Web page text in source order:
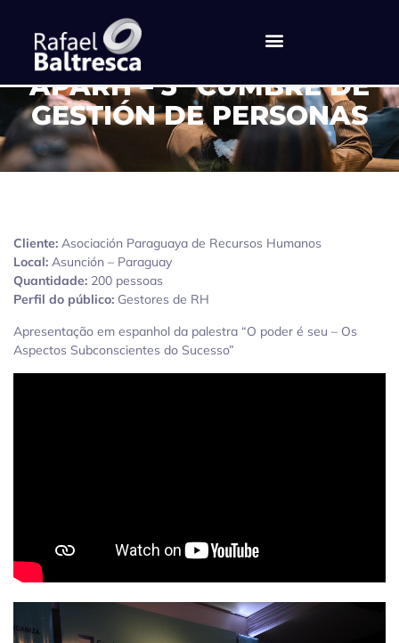
APARH – 3ª CUMBRE DE
GESTIÓN DE PERSONAS
Cliente: Asociación Paraguaya de Recursos Humanos
Local: Asunción – Paraguay
Quantidade: 200 pessoas
Perfil do público: Gestores de RH
Apresentação em espanhol da palestra “O poder é seu – Os
Aspectos Subconscientes do Sucesso”